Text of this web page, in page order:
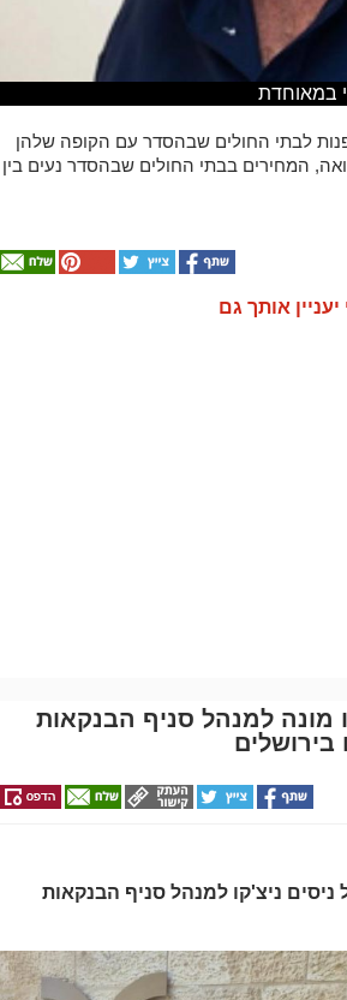
במאוחדת
לבתי החולים שבהסדר עם הקופה שלהן
המחירים בבתי החולים שבהסדר נעים בין
יעניין אותך גם
מונה למנהל סניף הבנקאות
ניסים ניצ'קו למנהל סניף הבנקאות